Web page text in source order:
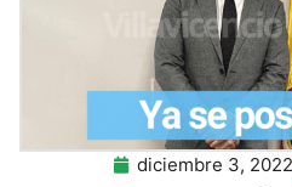
diciembre 3, 2022